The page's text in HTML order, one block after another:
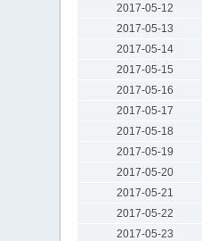
2017-05-12
2017-05-13
2017-05-14
2017-05-15
2017-05-16
2017-05-17
2017-05-18
2017-05-19
2017-05-20
2017-05-21
2017-05-22
2017-05-23